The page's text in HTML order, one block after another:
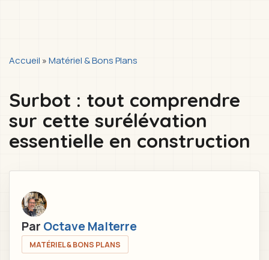
You
here
Accueil »Matériel & Bons Plans
Surbot : tout comprendre
sur cette surélévation
essentielle en construction
Par Octave Malterre
MATÉRIEL & BONS PLANS